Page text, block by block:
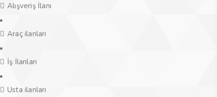
Alışveriş İlanı
Araç ilanları
İş İlanları
Usta ilanları